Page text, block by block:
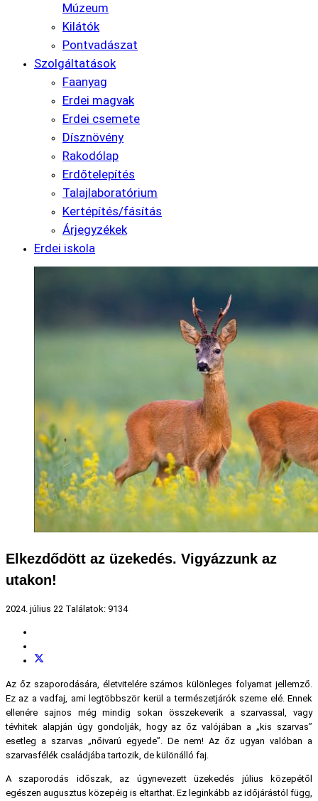
Múzeum
Kilátók
Pontvadászat
Szolgáltatások
Faanyag
Erdei magvak
Erdei csemete
Dísznövény
Rakodólap
Erdőtelepítés
Talajlaboratórium
Kertépítés/fásítás
Árjegyzékek
Erdei iskola
Elkezdődött az üzekedés. Vigyázzunk az
utakon!
2024. július 22 Találatok: 9134
Az őz szaporodására, életvitelére számos különleges folyamat jellemző.
Ez az a vadfaj, ami legtöbbször kerül a természetjárók szeme elé. Ennek
ellenére sajnos még mindig sokan összekeverik a szarvassal, vagy
tévhitek alapján úgy gondolják, hogy az őz valójában a „kis szarvas”
esetleg a szarvas „nőivarú egyede”. De nem! Az őz ugyan valóban a
szarvasfélék családjába tartozik, de különálló faj.
A szaporodás időszak, az úgynevezett üzekedés július közepétől
egészen augusztus közepéig is eltarthat. Ez leginkább az időjárástól függ,